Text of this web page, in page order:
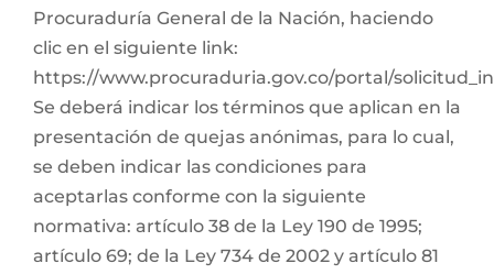
Procuraduría General de la Nación, haciendo
clic en el siguiente link:
https://www.procuraduria.gov.co/portal/
Se deberá indicar los términos que aplican en la
presentación de quejas anónimas, para lo cual,
se deben indicar las condiciones para
aceptarlas conforme con la siguiente
normativa: artículo 38 de la Ley 190 de 1995;
artículo 69; de la Ley 734 de 2002 y artículo 81